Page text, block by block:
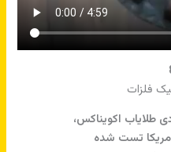
اکویناکس،
تست شده